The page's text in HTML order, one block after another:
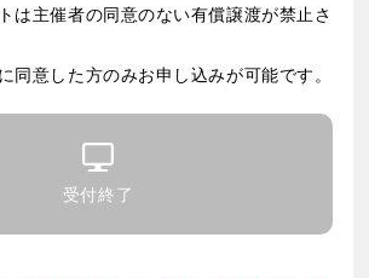
を除き、払い戻し・他公演へのお振
ます。ご了承の上、お申し込みくださ
をさせていただく場合がございます。
うち、1枚でも転売が発覚した場合入場
いただく場合がございます。
は主催者の同意のない有償譲渡が禁止さ
同意した方のみお申し込みが可能です。
受付終了